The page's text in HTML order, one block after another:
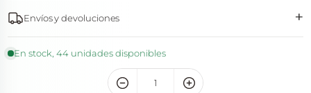
Envíos y devoluciones +
En stock, 44 unidades disponibles